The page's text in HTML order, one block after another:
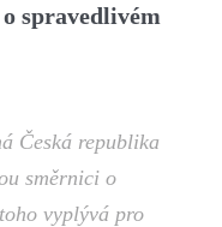
spravedlivém
Česká republika
směrnici o
vyplývá pro